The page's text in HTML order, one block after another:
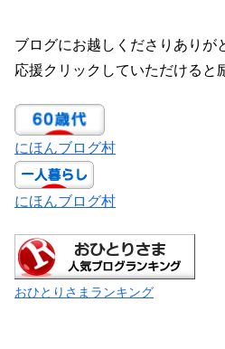
ブログにお越しくださりありが
応援クリックしていただけると
にほんブログ村
にほんブログ村
おひとりさまランキング